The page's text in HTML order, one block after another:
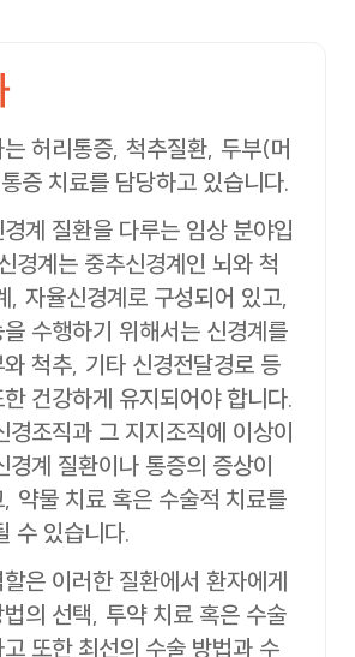
허리통증, 척추질환, 두부(머
증 치료를 담당하고 있습니다.
계 질환을 다루는 임상 분야입
경계는 중추신경계인 뇌와 척
, 자율신경계로 구성되어 있고,
수행하기 위해서는 신경계를
척추, 기타 신경전달경로 등
건강하게 유지되어야 합니다.
경조직과 그 지지조직에 이상이
경계 질환이나 통증의 증상이
약물 치료 혹은 수술적 치료를
수 있습니다.
은 이러한 질환에서 환자에게
의 선택, 투약 치료 혹은 수술
또한 최선의 수술 방법과 수